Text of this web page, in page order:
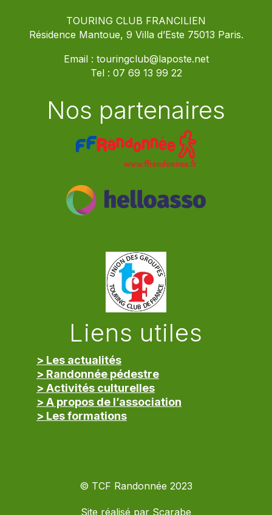
TOURING CLUB FRANCILIEN
Résidence Mantoue, 9 Villa d’Este 75013 Paris.
Email : touringclub@laposte.net
Tel : 07 69 13 99 22
Nos partenaires
Liens utiles
> Les actualités
> Randonnée pédestre
> Activités culturelles
> A propos de l’association
> Les formations
© TCF Randonnée 2023
Site réalisé par Scarabe